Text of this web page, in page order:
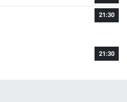
21:30
21:30